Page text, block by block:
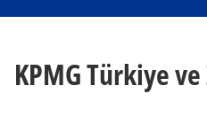
a
b
a
b
KPMG Türkiye